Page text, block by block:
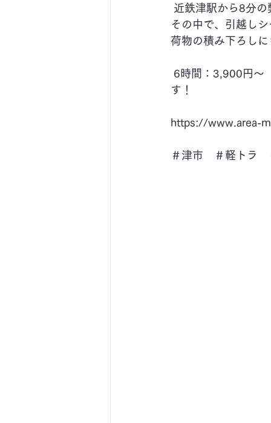
近鉄津駅から8分
その中で、引越し
荷物の積み下ろし
す！
https://www.area-
＃津市　＃軽トラ